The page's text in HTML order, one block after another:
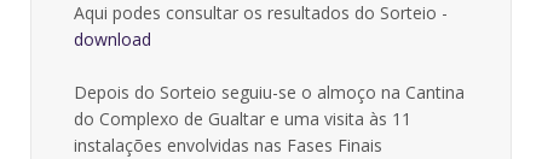
Aqui podes consultar os resultados do Sorteio -
download
Depois do Sorteio seguiu-se o almoço na Cantina
do Complexo de Gualtar e uma visita às 11
instalações envolvidas nas Fases Finais